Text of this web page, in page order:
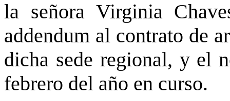
la señora Virginia
addendum al contrato de
dicha sede regional, y el
febrero del año en curso.